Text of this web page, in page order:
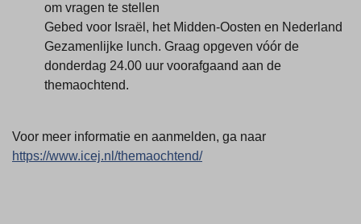
om vragen te stellen
Gebed voor Israël, het Midden-Oosten en Nederland
Gezamenlijke lunch. Graag opgeven vóór de
donderdag 24.00 uur voorafgaand aan de
themaochtend.
Voor meer informatie en aanmelden, ga naar
https://www.icej.nl/themaochtend/